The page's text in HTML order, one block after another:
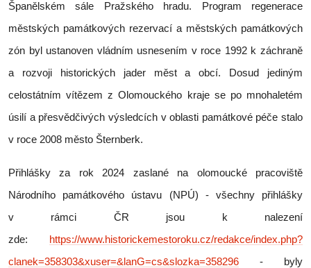
Španělském sále Pražského hradu. Program regenerace
městských památkových rezervací a městských památkových
zón byl ustanoven vládním usnesením v roce 1992 k záchraně
a rozvoji historických jader měst a obcí. Dosud jediným
celostátním vítězem z Olomouckého kraje se po mnohaletém
úsilí a přesvědčivých výsledcích v oblasti památkové péče stalo
v roce 2008 město Šternberk.
Přihlášky za rok 2024 zaslané na olomoucké pracoviště
Národního památkového ústavu (NPÚ) - všechny přihlášky
v rámci ČR jsou k nalezení
zde:
https://www.historickemestoroku.cz/redakce/index.php?
clanek=358303&xuser=&lanG=cs&slozka=358296
- byly